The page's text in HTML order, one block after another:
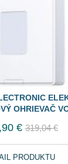
OHRIEVAČ
€ 319,04 €
PRODUKTU